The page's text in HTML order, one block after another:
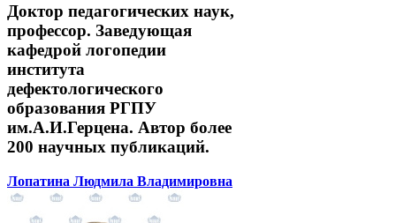
Доктор педагогических наук,
профессор. Заведующая
кафедрой логопедии
института
дефектологического
образования РГПУ
им.А.И.Герцена. Автор более
200 научных публикаций.
Лопатина Людмила Владимировна